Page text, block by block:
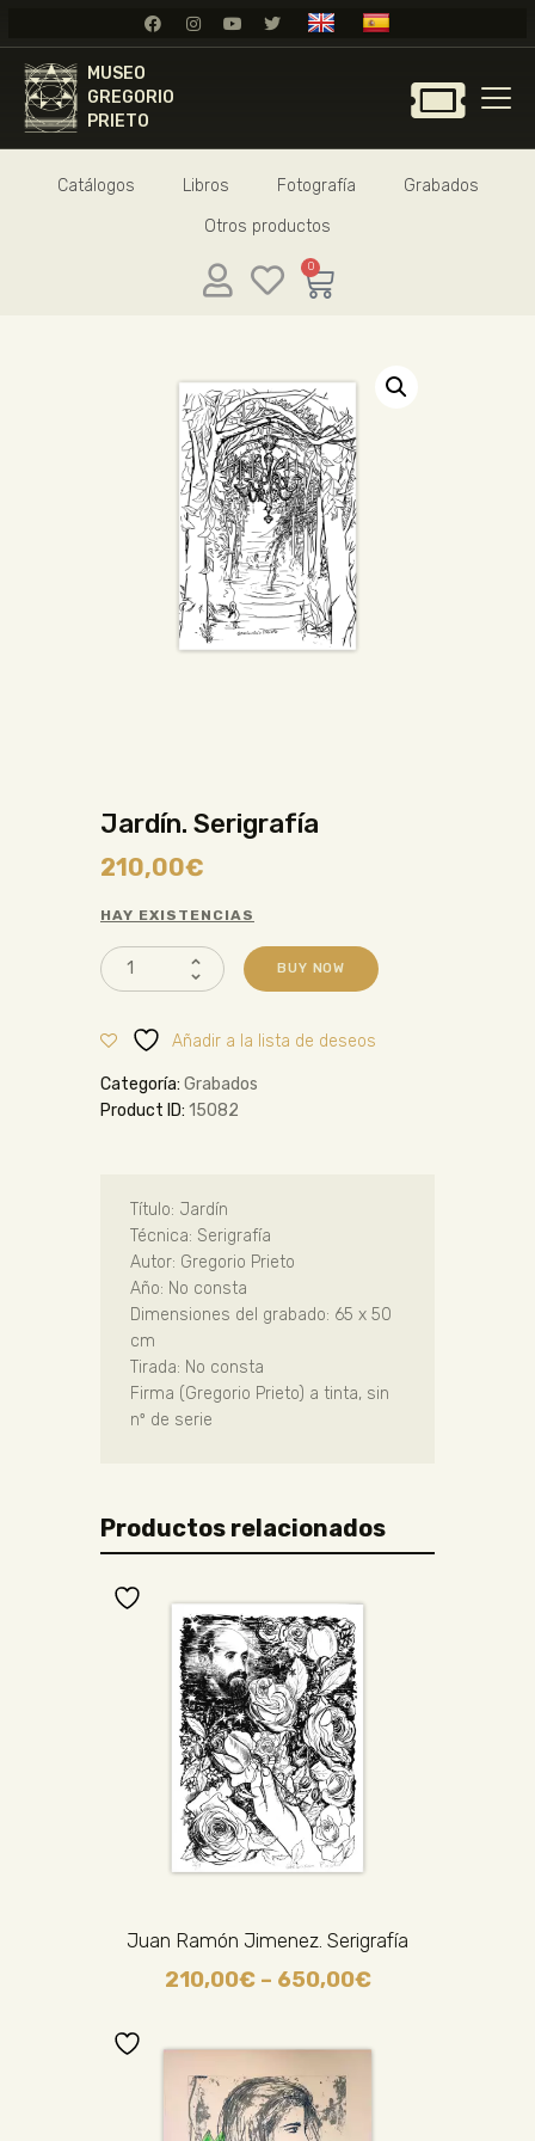
MUSEO
GREGORIO
PRIETO
Catálogos Libros Fotografía
Grabados
Otros productos
0
GREGORIO PRIETO
TIENDA
NOTICIAS
Jardín. Serigrafía
210,00€
HAY EXISTENCIAS
BUY NOW
Añadir a la lista de deseos
Categoría: Grabados
Product ID: 15082
Título: Jardín
Técnica: Serigrafía
Autor: Gregorio Prieto
Año: No consta
Dimensiones del grabado: 65 x 50
cm
Tirada: No consta
Firma (Gregorio Prieto) a tinta, sin
nº de serie
Productos relacionados
Juan Ramón Jimenez. Serigrafía
210,00€– 650,00€